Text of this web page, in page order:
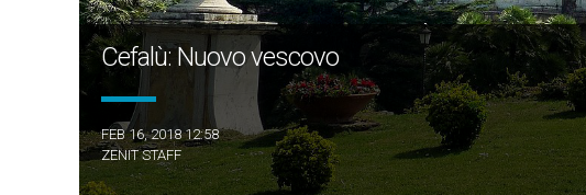
Cefalù: Nuovo vescovo
FEB 16, 2018 12:58
ZENIT STAFF